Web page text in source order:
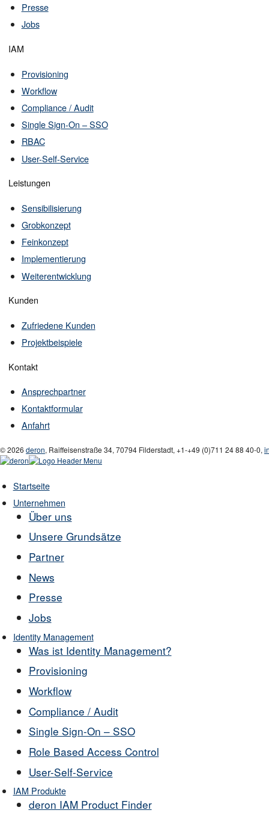
Presse
Jobs
IAM
Provisioning
Workflow
Compliance / Audit
Single Sign-On – SSO
RBAC
User-Self-Service
Leistungen
Sensibilisierung
Grobkonzept
Feinkonzept
Implementierung
Weiterentwicklung
Kunden
Zufriedene Kunden
Projektbeispiele
Kontakt
Ansprechpartner
Kontaktformular
Anfahrt
© 2026 deron, Raiffeisenstraße 34, 70794 Filderstadt, +1-+49 (0)711 24 88 40-0,
Startseite
Unternehmen
Über uns
Unsere Grundsätze
Partner
News
Presse
Jobs
Identity Management
Was ist Identity Management?
Provisioning
Workflow
Compliance / Audit
Single Sign-On – SSO
Role Based Access Control
User-Self-Service
IAM Produkte
deron IAM Product Finder